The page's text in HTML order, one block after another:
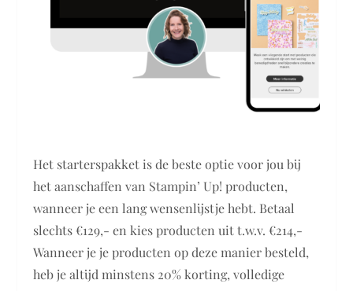
Het starterspakket is de beste optie voor jou bij
het aanschaffen van Stampin’ Up! producten,
wanneer je een lang wensenlijstje hebt. Betaal
slechts €129,- en kies producten uit t.w.v. €214,-
Wanneer je je producten op deze manier besteld,
heb je altijd minstens 20% korting, volledige